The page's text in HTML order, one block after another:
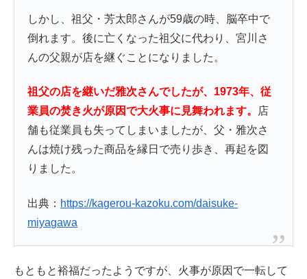
しかし、祖父・芳太郎さんが59歳の時、脳卒中で
倒れます。後に亡くなった祖父に代わり、宮川さ
んの父親が店を継ぐことになりました。
祖父の店を継いだ雅次さんでしたが、1973年、従
業員の焚き火が原因で大火事に見舞われます。
店
舗も従業員も失ってしまいましたが、父・雅次さ
んは焼け残った商品を縁日で売り歩き、再起を図
りました。
出典： https://kagerou-kazoku.com/daisuke-
miyagawa
もともと裕福だったようですが、火事が原因で一転して